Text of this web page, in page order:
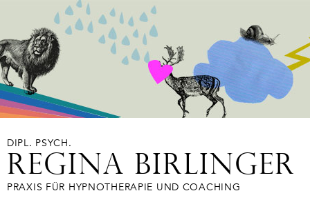
DIPL. PSYCH.
REGINA BIRLINGER
PRAXIS FÜR HYPNOTHERAPIE UND COACHING